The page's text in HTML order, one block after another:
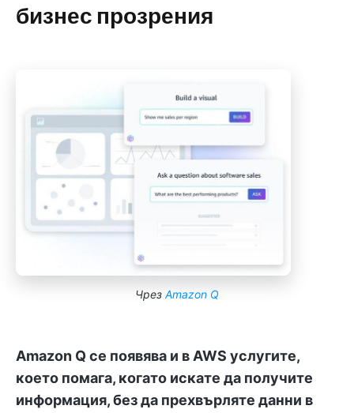
бизнес прозрения
Чрез Amazon Q
Amazon Q се появява и в AWS услугите,
което помага, когато искате да получите
информация, без да прехвърляте данни в